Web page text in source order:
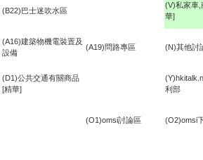
(B22)巴士迷吹水區
(V)私家車,
華]
(A16)建築物機電裝置及
設備
(A19)問路專區 (N)其他討
(D1)公共交通有關商品
[精華]
利部
(O1)omsi討論區 (O2)omsi